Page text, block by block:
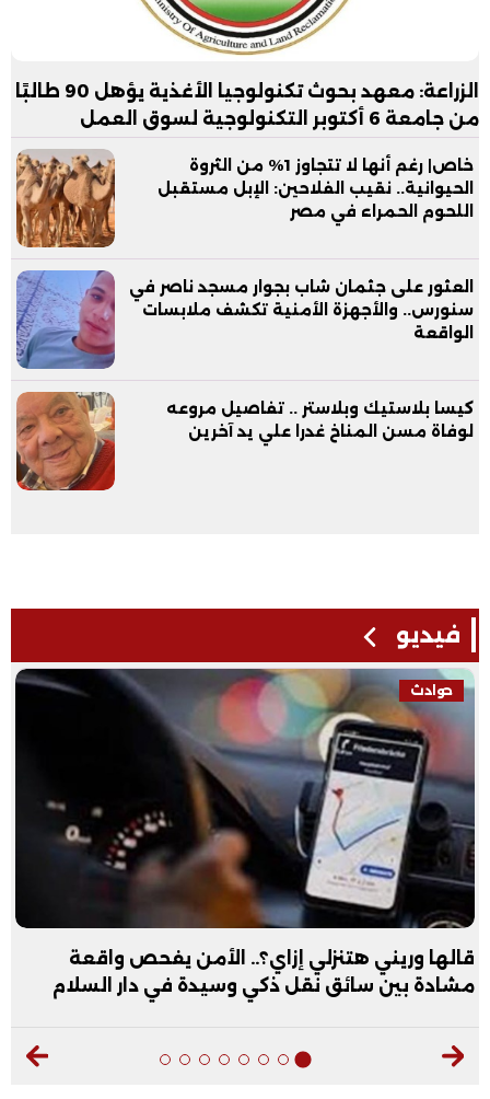
الزراعة: معهد بحوث تكنولوجيا الأغذية يؤهل 90 طالبًا
من جامعة 6 أكتوبر التكنولوجية لسوق العمل
خاص| رغم أنها لا تتجاوز 1% من الثروة
الحيوانية.. نقيب الفلاحين: الإبل مستقبل
اللحوم الحمراء في مصر
العثور على جثمان شاب بجوار مسجد ناصر في
سنورس.. والأجهزة الأمنية تكشف ملابسات
الواقعة
كيسا بلاستيك وبلاستر .. تفاصيل مروعه
لوفاة مسن المناخ غدرا علي يد آخرين
فيديو
فيديو
عبد الله الأول علمي علوم: نفسي أكون طبيب عظام|
فيديو